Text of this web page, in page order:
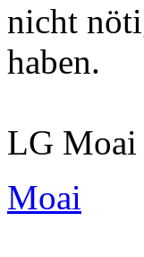
nicht
haben.
LG Moai
Moai